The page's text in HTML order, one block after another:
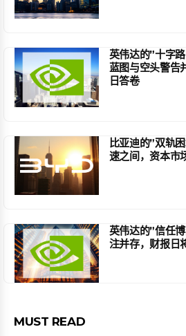
英伟达的”十字
蓝图与空头警告
日答卷
比亚迪的”双轨
速之间，资本市
英伟达的”信任
注并存，财报日
MUST READ